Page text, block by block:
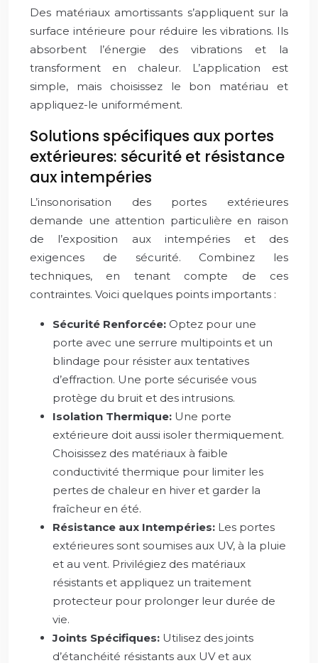
Des matériaux amortissants s’appliquent sur la
surface intérieure pour réduire les vibrations. Ils
absorbent l’énergie des vibrations et la
transforment en chaleur. L’application est
simple, mais choisissez le bon matériau et
appliquez-le uniformément.
Solutions spécifiques aux portes
extérieures: sécurité et résistance
aux intempéries
L’insonorisation des portes extérieures
demande une attention particulière en raison
de l’exposition aux intempéries et des
exigences de sécurité. Combinez les
techniques, en tenant compte de ces
contraintes. Voici quelques points importants :
Sécurité Renforcée: Optez pour une
porte avec une serrure multipoints et un
blindage pour résister aux tentatives
d’effraction. Une porte sécurisée vous
protège du bruit et des intrusions.
Isolation Thermique: Une porte
extérieure doit aussi isoler thermiquement.
Choisissez des matériaux à faible
conductivité thermique pour limiter les
pertes de chaleur en hiver et garder la
fraîcheur en été.
Résistance aux Intempéries: Les portes
extérieures sont soumises aux UV, à la pluie
et au vent. Privilégiez des matériaux
résistants et appliquez un traitement
protecteur pour prolonger leur durée de
vie.
Joints Spécifiques: Utilisez des joints
d’étanchéité résistants aux UV et aux